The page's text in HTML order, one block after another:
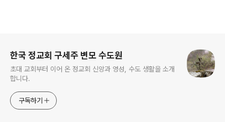
한국 정교회 구세주 변모 수도원
초대 교회부터 이어 온 정교회 신앙과 영성, 수도 생활을 소개
합니다.
구독하기